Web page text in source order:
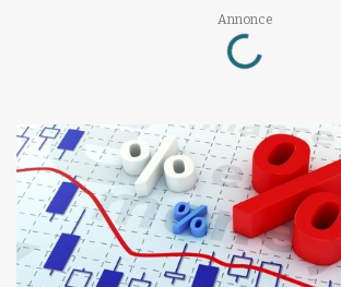
Annonce
Loading...